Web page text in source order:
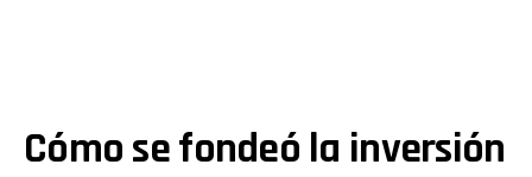
Cómo se fondeó la inversión